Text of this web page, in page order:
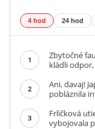
4 hod 24 hod
1
Zbytočné
kládli
2
Ani, davaj!
pobláznila
3
Frličková
vybojovala